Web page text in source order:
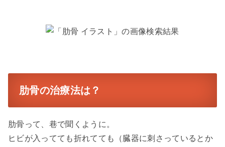
肋骨の治療法は？
肋骨って、巷で聞くように。
ヒビが入ってても折れてても（臓器に刺さっているとか